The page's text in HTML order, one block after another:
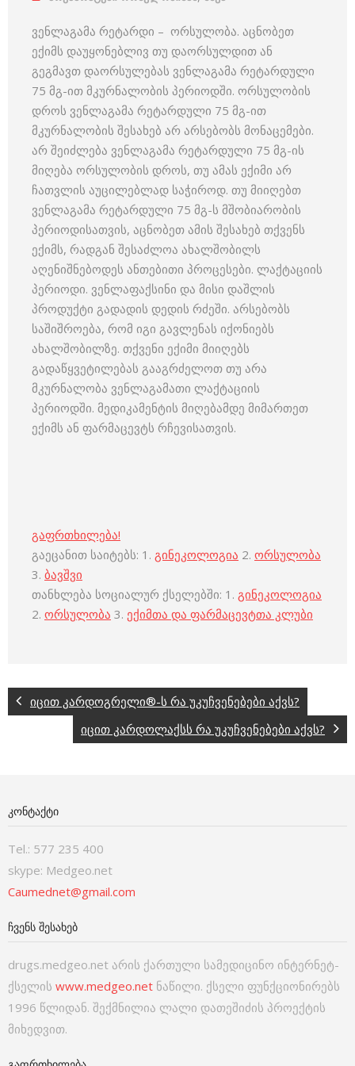
ვენლაგამა რეტარდი – ორსულობა. აცნობეთ
ექიმს დაუყონებლივ თუ დაორსულდით ან
გეგმავთ დაორსულებას ვენლაგამა რეტარდული
75 მგ-ით მკურნალობის პერიოდში. ორსულობის
დროს ვენლაგამა რეტარდული 75 მგ-ით
მკურნალობის შესახებ არ არსებობს მონაცემები.
არ შეიძლება ვენლაგამა რეტარდული 75 მგ-ის
მიღება ორსულობის დროს, თუ ამას ექიმი არ
ჩათვლის აუცილებლად საჭიროდ. თუ მიიღებთ
ვენლაგამა რეტარდული 75 მგ-ს მშობიარობის
პერიოდისათვის, აცნობეთ ამის შესახებ თქვენს
ექიმს, რადგან შესაძლოა ახალშობილს
აღენიშნებოდეს ანთებითი პროცესები. ლაქტაციის
პერიოდი. ვენლაფაქსინი და მისი დაშლის
პროდუქტი გადადის დედის რძეში. არსებობს
საშიშროება, რომ იგი გავლენას იქონიებს
ახალშობილზე. თქვენი ექიმი მიიღებს
გადაწყვეტილებას გააგრძელოთ თუ არა
მკურნალობა ვენლაგამათი ლაქტაციის
პერიოდში. მედიკამენტის მიღებამდე მიმართეთ
ექიმს ან ფარმაცევტს რჩევისათვის.
გაფრთხილება!
გაეცანით საიტებს: 1. გინეკოლოგია 2. ორსულობა
3. ბავშვი
თანხლება სოციალურ ქსელებში: 1. გინეკოლოგია
2. ორსულობა 3. ექიმთა და ფარმაცევტთა კლუბი
იცით კარდოგრელი®-ს რა უკუჩვენებები აქვს?
იცით კარდოლაქსს რა უკუჩვენებები აქვს?
ᲙᲝᲜᲢᲐᲥᲢᲘ
Tel.: 577 235 400
skype: Medgeo.net
Caumednet@gmail.com
ᲩᲕᲔᲜᲡ ᲨᲔᲡᲐᲮᲔᲑ
drugs.medgeo.net არის ქართული სამედიცინო ინტერნეტ-
ქსელის www.medgeo.net ნაწილი. ქსელი ფუნქციონირებს
1996 წლიდან. შექმნილია ლალი დათეშიძის პროექტის
მიხედვით.